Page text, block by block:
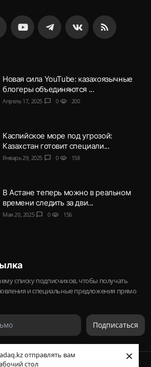
отправлять вам
стол
×
Новая сила YouTube: казахоязычные
блогеры объединяются ...
Апрель 17, 2025 chat_bubble 0 visibility 200
Каспийское море под угрозой:
Казахстан готовит специали...
Январь 29, 2025 chat_bubble 0 visibility 158
В Астане теперь можно в реальном
времени следить за дви...
Мая 20, 2025 chat_bubble 0 visibility 156
списку подписчиков, чтобы получать
и специальные предложения прямо
Подписаться
Inc.